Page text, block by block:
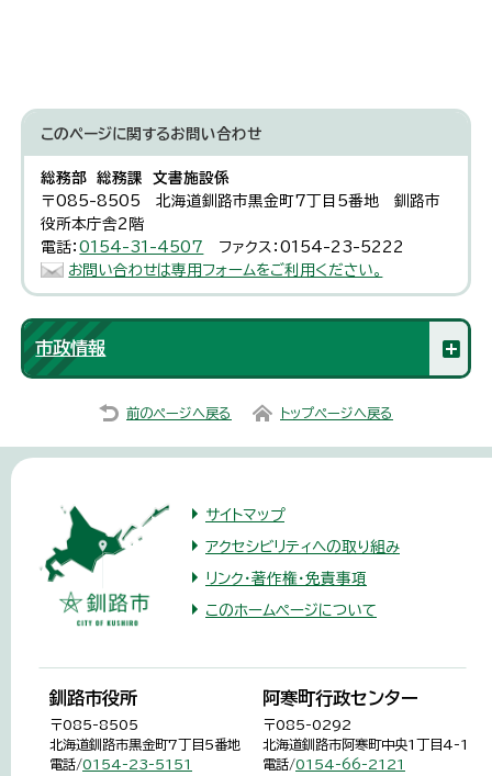
このページに関するお問い合わせ
総務部 総務課 文書施設係
〒085-8505 北海道釧路市黒金町7丁目5番地 釧路市
役所本庁舎2階
電話：0154-31-4507
ファクス：0154-23-5222
お問い合わせは専用フォームをご利用ください。
市政情報
前のページへ戻る トップページへ戻る
サイトマップ
アクセシビリティへの取り組み
リンク・著作権・免責事項
このホームページについて
釧路市役所
〒085-8505
北海道釧路市黒金町7丁目5番地
電話/0154-23-5151
阿寒町行政センター
〒085-0292
北海道釧路市阿寒町中央1丁目4-1
電話/0154-66-2121